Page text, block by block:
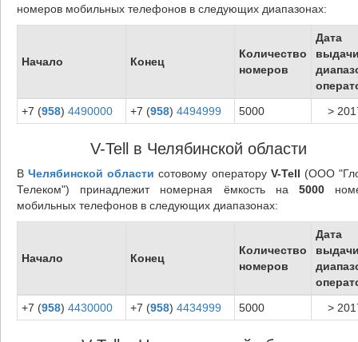
номеров мобильных телефонов в следующих диапазонах:
Начало Конец
Количество
номеров
Дата
+7 (958) 4490000 +7 (958) 4494999 5000 >
V-Tell в Челябинской области
В Челябинской области сотовому оператору V-Tell (ООО
Телеком") принадлежит номерная ёмкость на5000
мобильных телефонов в следующих диапазонах:
Начало Конец
Количество
номеров
Дата
+7 (958) 4430000 +7 (958) 4434999 5000 >